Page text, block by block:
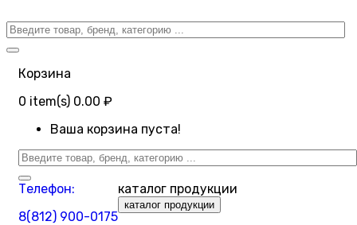
Корзина
0 item(s) 0.00 ₽
Ваша корзина пуста!
Телефон:
8(812) 900-0175
каталог продукции
каталог продукции